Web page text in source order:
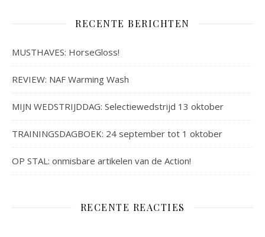
RECENTE BERICHTEN
MUSTHAVES: HorseGloss!
REVIEW: NAF Warming Wash
MIJN WEDSTRIJDDAG: Selectiewedstrijd 13 oktober
TRAININGSDAGBOEK: 24 september tot 1 oktober
OP STAL: onmisbare artikelen van de Action!
RECENTE REACTIES